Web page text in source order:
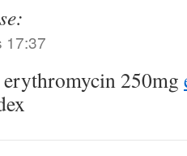
17:37
250mg